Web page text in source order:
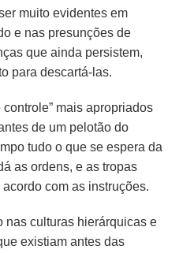
muito evidentes em
e nas presunções de
que ainda persistem,
para descartá-las.
controle” mais apropriados
de um pelotão do
tudo o que se espera da
as ordens, e as tropas
com as instruções.
nas culturas hierárquicas e
existiam antes das